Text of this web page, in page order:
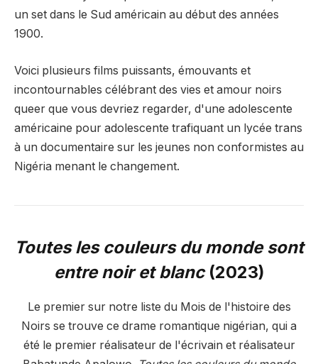
un set dans le Sud américain au début des années
1900.
Voici plusieurs films puissants, émouvants et
incontournables célébrant des vies et amour noirs
queer que vous devriez regarder, d'une adolescente
américaine pour adolescente trafiquant un lycée trans
à un documentaire sur les jeunes non conformistes au
Nigéria menant le changement.
Toutes les couleurs du monde sont
entre noir et blanc (2023)
Le premier sur notre liste du Mois de l'histoire des
Noirs se trouve ce drame romantique nigérian, qui a
été le premier réalisateur de l'écrivain et réalisateur